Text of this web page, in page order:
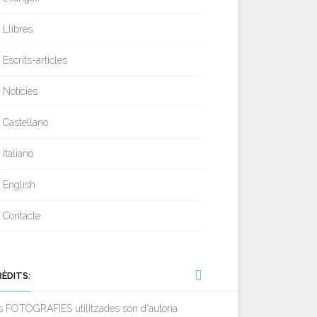
Llibres
Escrits-articles
Notícies
Castellano
Italiano
English
Contacte
FOTOGRAFIES utilitzades són d'autoria